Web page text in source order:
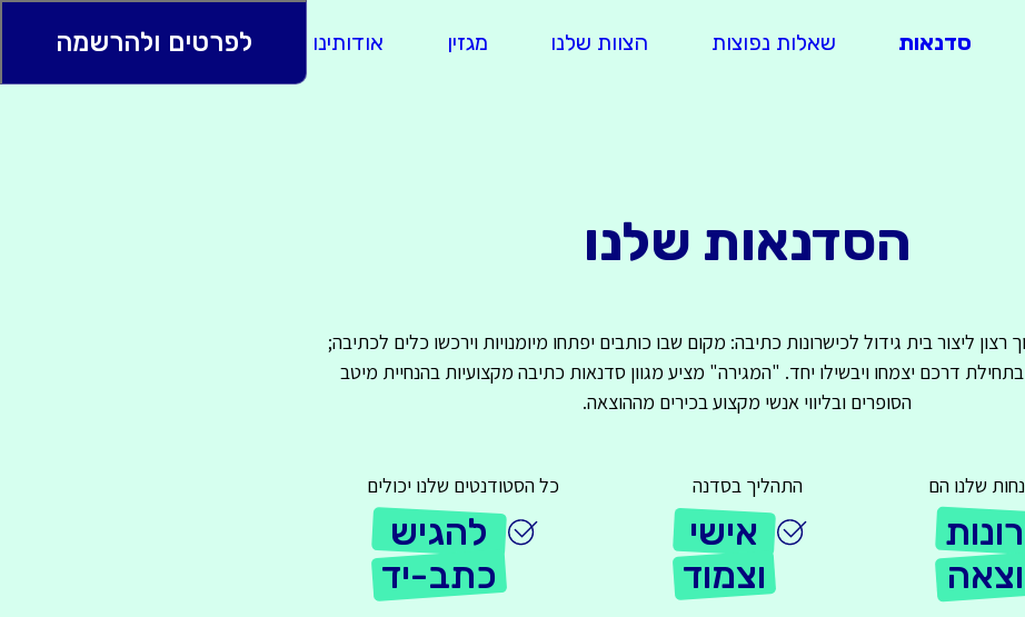
סדנאות שאלות נפוצות הצוות שלנו מגזין אודותינו ספרי בוגרים
לפרטים ולהרשמה
הסדנאות שלנו
ליצור בית גידול לכישרונות כתיבה: מקום שבו כותבים יפתחו מיומנויות וירכשו כלים לכתיבה;
דרכם יצמחו ויבשילו יחד. "המגירה" מציע מגוון סדנאות כתיבה מקצועיות בהנחיית מיטב
הסופרים ובליווי אנשי מקצוע בכירים מההוצאה.
שלנו הם התהליך בסדנה
אישי
וצמוד
כל הסטודנטים שלנו יכולים
להגיש
כתב-יד